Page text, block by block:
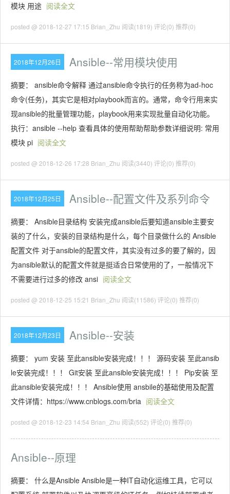
模块 用途 阅读全文
posted @ 2018-12-27 17:15 Brian_Zhu 阅读(1819) 评论(0) 推荐(0)
2018年12月26日 Ansible--常用模块使用
摘要： ansible命令解释 通过ansible命令执⾏的任务称为ad-hoc
命令(任务)，其实它是相对playbook⽽⾔的。通常，命令⾏⽤来实
现ansible的批量管理功能，playbook⽤来实现批量⾃动化功能。
执行：ansible --help 查看具体的使用帮助帮助参数详细说明: 常用
模块 pi 阅读全文
posted @ 2018-12-26 17:28 Brian_Zhu 阅读(3440) 评论(0) 推荐(0)
2018年12月25日 Ansible--配置文件及系列命令
摘要： Ansible目录结构 安装完成ansible后要知道ansible主要安
装的了什么，安装的目录结构是什么，每个目录做什么的 Ansible
配置文件 对于ansible的配置文件，其实没有过多的要了解的，因
为ansible默认的配置文件就是挺适合日常使用的了，一般情况下
不需要进行过多的修改 ansi 阅读全文
posted @ 2018-12-25 15:21 Brian_Zhu 阅读(11586) 评论(0) 推荐(0)
2018年12月23日 Ansible--安装
摘要： yum 安装 至此ansible安装完成！！！ 源码安装 至此ansib
le安装完成！！！ Git安装 至此ansible安装完成！！！ Pip安装 至
此ansible安装完成！！！ Ansible使用 ansbile的基础使用及配置
文件详情：https://www.cnblogs.com/bria 阅读全文
posted @ 2018-12-23 14:54 Brian_Zhu 阅读(552) 评论(0) 推荐(0)
Ansible--原理
摘要： 什么是Ansible Ansible是一种IT自动化运维工具，它可以